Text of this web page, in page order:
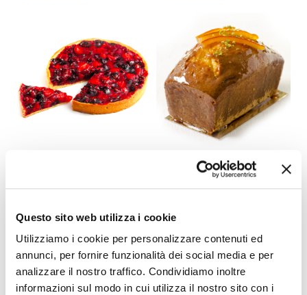
Questo sito web utilizza i cookie
Utilizziamo i cookie per personalizzare contenuti ed
annunci, per fornire funzionalità dei social media e per
analizzare il nostro traffico. Condividiamo inoltre
informazioni sul modo in cui utilizza il nostro sito con i
GELOGLASS